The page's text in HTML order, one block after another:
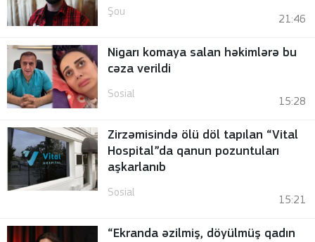
Şou
21:46
Nigarı komaya salan həkimlərə bu
cəza verildi
Sosial
15:28
Zirzəmisində ölü döl tapılan “Vital
Hospital”da qanun pozuntuları
aşkarlanıb
Sosial
15:21
“Ekranda əzilmiş, döyülmüş qadın